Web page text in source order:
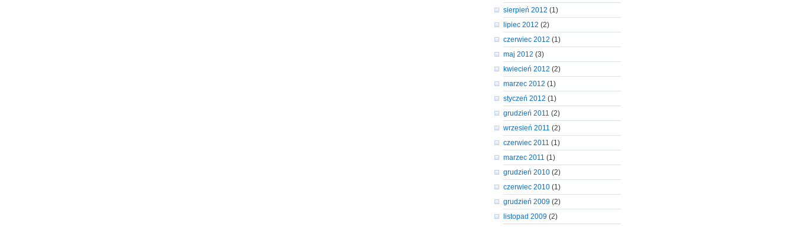
sierpień 2012 (1)
lipiec 2012 (2)
czerwiec 2012 (1)
maj 2012 (3)
kwiecień 2012 (2)
marzec 2012 (1)
styczeń 2012 (1)
grudzień 2011 (2)
wrzesień 2011 (2)
czerwiec 2011 (1)
marzec 2011 (1)
grudzień 2010 (2)
czerwiec 2010 (1)
grudzień 2009 (2)
listopad 2009 (2)